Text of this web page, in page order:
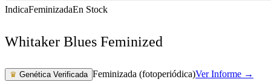
IndicaFeminizadaEn Stock
Whitaker Blues Feminized
♛ Genética Verificada Feminizada (fotoperiódica)Ver Informe →